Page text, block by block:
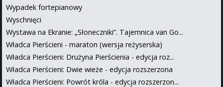
Wypadek fortepianowy
Wyschnięci
Wystawa na Ekranie: „Słoneczniki”. Tajemnica van Go...
Władca Pierścieni - maraton (wersja reżyserska)
Władca Pierścieni: Drużyna Pierścienia - edycja roz...
Władca Pierścieni: Dwie wieże - edycja rozszerzona
Władca Pierścieni: Powrót króla - edycja rozszerzon...